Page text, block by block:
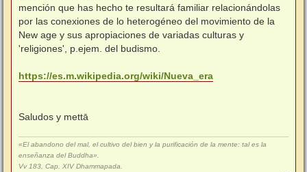
mención que has hecho te resultará familiar relacionándolas
por las conexiones de lo heterogéneo del movimiento de la
New age y sus apropiaciones de variadas culturas y
'religiones', p.ejem. del budismo.
https://es.m.wikipedia.org/wiki/Nueva_era
Saludos y mettā
«El abandono del mal, el cultivo del bien y la purificación de la mente: tal es la
enseñanza del Buddha».
Vv 183, Cap. XIV Dhammapada.